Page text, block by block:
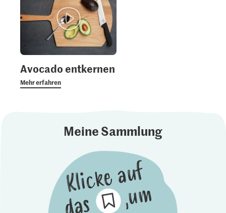
Avocado entkernen
Mehr erfahren
Meine Sammlung